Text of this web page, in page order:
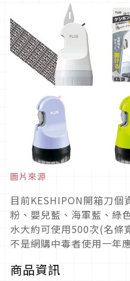
圖片來源
目前KESHIPON開箱刀個
粉、嬰兒藍、海軍藍、綠
水大約可使用500次(名條
不是網購中毒者使用一年
商品資訊